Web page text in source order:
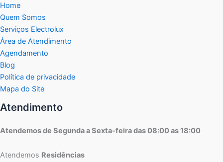
Home
Quem Somos
Serviços Electrolux
Área de Atendimento
Agendamento
Blog
Política de privacidade
Mapa do Site
Atendimento
Atendemos de Segunda a Sexta-feira das 08:00 as 18:00
Atendemos Residências